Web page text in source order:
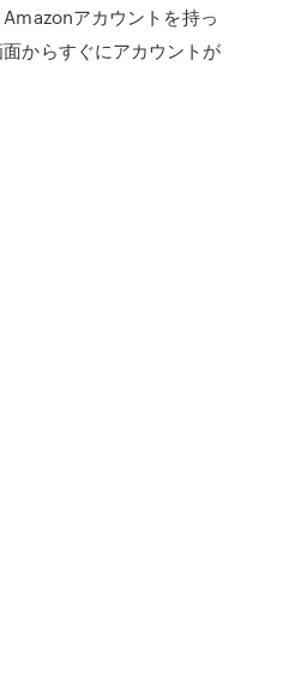
アカウントを持っ
からすぐにアカウントが